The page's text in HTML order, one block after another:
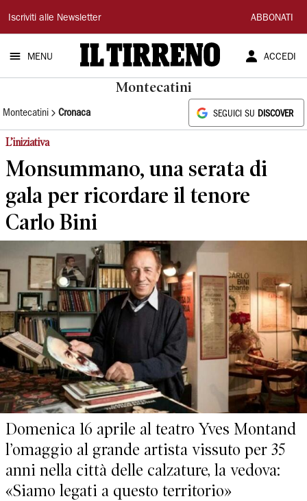
Il
Tirreno
Iscriviti alle Newsletter ABBONATI
MENU ACCEDI
Montecatini
Montecatini Cronaca SEGUICI SU DISCOVER
L’iniziativa
Monsummano, una serata di
gala per ricordare il tenore
Carlo Bini
Domenica 16 aprile al teatro Yves Montand
l’omaggio al grande artista vissuto per 35
anni nella città delle calzature, la vedova:
«Siamo legati a questo territorio»